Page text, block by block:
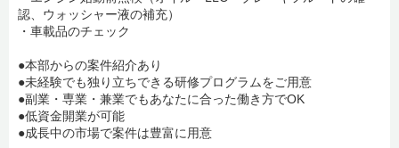
認、ウォッシャー液の補充）
・車載品のチェック
●本部からの案件紹介あり
●未経験でも独り立ちできる研修プログラムをご用意
●副業・専業・兼業でもあなたに合った働き方でOK
●低資金開業が可能
●成長中の市場で案件は豊富に用意